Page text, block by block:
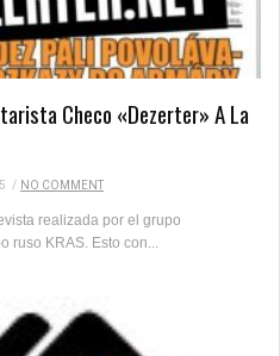
Checo «Dezerter» A La
/ NO COMMENT
realizada por el grupo
ruso KRAS. Esto con...